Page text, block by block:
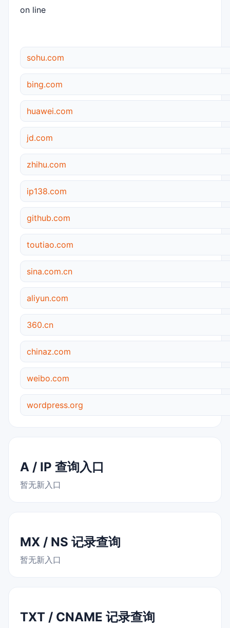
on line
sohu.com
bing.com
huawei.com
jd.com
zhihu.com
ip138.com
github.com
toutiao.com
sina.com.cn
aliyun.com
360.cn
chinaz.com
weibo.com
wordpress.org
A / IP 查询入口
暂无新入口
MX / NS 记录查询
暂无新入口
TXT / CNAME 记录查询